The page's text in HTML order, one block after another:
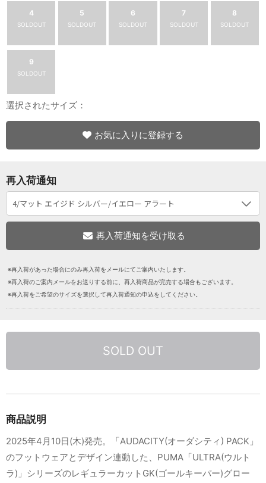
4
SOLDOUT
5
SOLDOUT
6
SOLDOUT
7
SOLDOUT
8
SOLDOUT
9
SOLDOUT
選択されたサイズ：
お気に入りに登録する
再入荷通知
※再入荷があった場合にのみ再入荷をメールにてご案内いたします。
※再入荷のご案内メールをお送りする前に、再入荷商品が完売する場合もございます。
※再入荷をご希望のサイズを選択して再入荷通知の申込をしてください。
SOLD OUT
商品説明
2025年4月10日(木)発売。「AUDACITY(オーダシティ) PACK」
のフットウェアとデザイン連動した、PUMA「ULTRA(ウルト
ラ)」シリーズのレギュラーカットGK(ゴールキーパー)グロー